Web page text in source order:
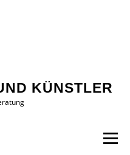
KÜNSTLER
Menü